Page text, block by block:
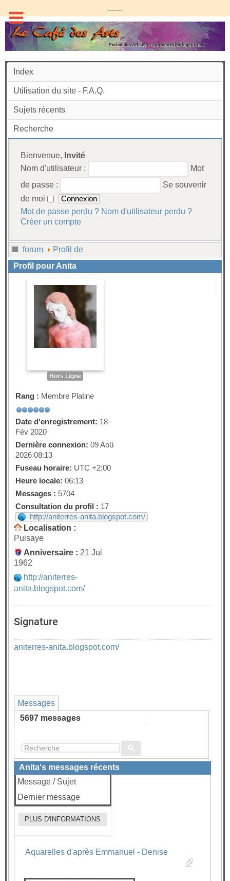
.......
Index
Utilisation du site - F.A.Q.
Sujets récents
Recherche
Bienvenue, Invité
Nom d'utilisateur :
Mot
de passe :
Se souvenir
de moi
Mot de passe perdu ? Nom d'utilisateur perdu ?
Créer un compte
forum
Profil de
Profil pour Anita
Hors Ligne
Rang : Membre Platine
Date d'enregistrement: 18
Fév 2020
Dernière connexion: 09 Aoû
2026 08:13
Fuseau horaire: UTC +2:00
Heure locale: 06:13
Messages : 5704
Consultation du profil : 17
http://aniterres-anita.blogspot.com/
Localisation :
Puisaye
Anniversaire : 21 Jui
1962
http://aniterres-
anita.blogspot.com/
Signature
aniterres-anita.blogspot.com/
Messages
5697 messages
Page : 1 2 3 4 ... 570
Anita's messages récents
Message / Sujet
Dernier message
PLUS D'INFORMATIONS
Aquarelles d'après Emmanuel - Denise